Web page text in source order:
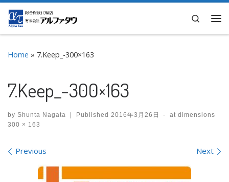
Skip to content
Search
Home » 7.Keep_-300×163
7.Keep_-300×163
by Shunta Nagata | Published 2016年3月26日 -
at dimensions
300 × 163
Images navigation
Previous Next